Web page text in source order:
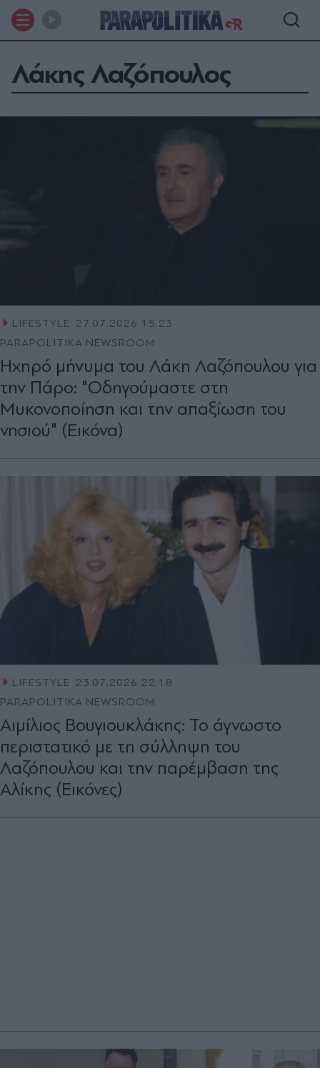
Λάκης Λαζόπουλος
LIFESTYLE 27.07.2026 15:23
PARAPOLITIKA NEWSROOM
Ηχηρό μήνυμα του Λάκη Λαζόπουλου για
την Πάρο: "Οδηγούμαστε στη
Μυκονοποίηση και την απαξίωση του
νησιού" (Εικόνα)
LIFESTYLE 23.07.2026 22:18
PARAPOLITIKA NEWSROOM
Αιμίλιος Βουγιουκλάκης: Το άγνωστο
περιστατικό με τη σύλληψη του
Λαζόπουλου και την παρέμβαση της
Αλίκης (Εικόνες)